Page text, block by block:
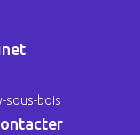
sous-bois